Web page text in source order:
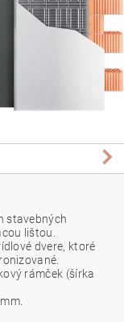
stavebných
lištou.
dvere, ktoré
rámček (šírka